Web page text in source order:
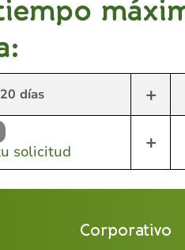
días +
solicitud +
Corporativo